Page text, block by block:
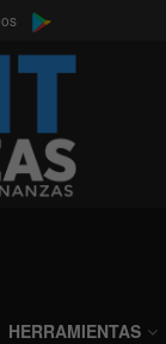
HERRAMIENTAS